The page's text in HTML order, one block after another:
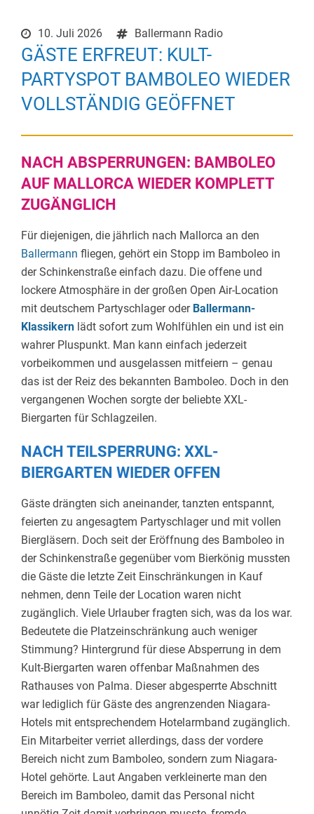
10. Juli 2026 Ballermann Radio
GÄSTE ERFREUT: KULT-
PARTYSPOT BAMBOLEO WIEDER
VOLLSTÄNDIG GEÖFFNET
NACH ABSPERRUNGEN: BAMBOLEO
AUF MALLORCA WIEDER KOMPLETT
ZUGÄNGLICH
Für diejenigen, die jährlich nach Mallorca an den
Ballermann fliegen, gehört ein Stopp im Bamboleo in
der Schinkenstraße einfach dazu. Die offene und
lockere Atmosphäre in der großen Open Air-Location
mit deutschem Partyschlager oder Ballermann-
Klassikern lädt sofort zum Wohlfühlen ein und ist ein
wahrer Pluspunkt. Man kann einfach jederzeit
vorbeikommen und ausgelassen mitfeiern – genau
das ist der Reiz des bekannten Bamboleo. Doch in den
vergangenen Wochen sorgte der beliebte XXL-
Biergarten für Schlagzeilen.
NACH TEILSPERRUNG: XXL-
BIERGARTEN WIEDER OFFEN
Gäste drängten sich aneinander, tanzten entspannt,
feierten zu angesagtem Partyschlager und mit vollen
Biergläsern. Doch seit der Eröffnung des Bamboleo in
der Schinkenstraße gegenüber vom Bierkönig mussten
die Gäste die letzte Zeit Einschränkungen in Kauf
nehmen, denn Teile der Location waren nicht
zugänglich. Viele Urlauber fragten sich, was da los war.
Bedeutete die Platzeinschränkung auch weniger
Stimmung? Hintergrund für diese Absperrung in dem
Kult-Biergarten waren offenbar Maßnahmen des
Rathauses von Palma. Dieser abgesperrte Abschnitt
war lediglich für Gäste des angrenzenden Niagara-
Hotels mit entsprechendem Hotelarmband zugänglich.
Ein Mitarbeiter verriet allerdings, dass der vordere
Bereich nicht zum Bamboleo, sondern zum Niagara-
Hotel gehörte. Laut Angaben verkleinerte man den
Bereich im Bamboleo, damit das Personal nicht